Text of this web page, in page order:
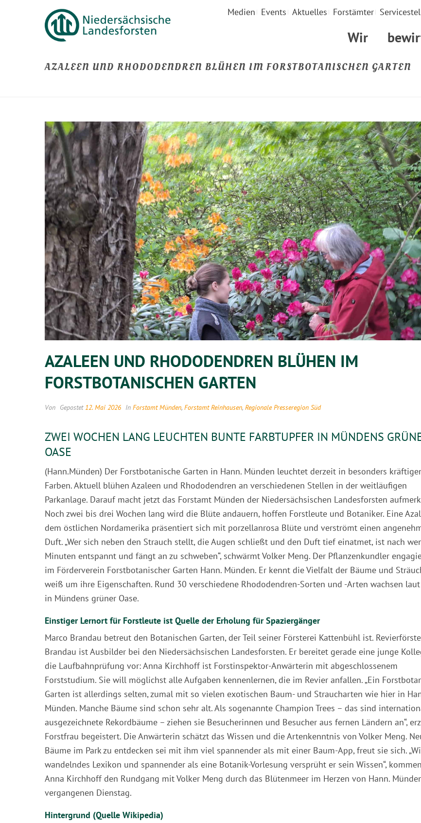
Medien Events Aktuelles Forstämter
Wir
AZALEEN UND RHODODENDREN BLÜHEN IM FORSTBOTANISCHEN GARTEN
AZALEEN UND RHODODENDREN BLÜHEN IM
FORSTBOTANISCHEN GARTEN
Von Gepostet 12. Mai 2026 In Forstamt Münden, Forstamt Reinhausen, Regionale Presseregion Süd
ZWEI WOCHEN LANG LEUCHTEN BUNTE FARBTUPFER IN MÜNDENS
OASE
(Hann.Münden) Der Forstbotanische Garten in Hann. Münden leuchtet derzeit in besonders
Farben. Aktuell blühen Azaleen und Rhododendren an verschiedenen Stellen in der weitläufigen
Parkanlage. Darauf macht jetzt das Forstamt Münden der Niedersächsischen Landesforsten
Noch zwei bis drei Wochen lang wird die Blüte andauern, hoffen Forstleute und Botaniker. Eine
dem östlichen Nordamerika präsentiert sich mit porzellanrosa Blüte und verströmt einen
Duft. „Wer sich neben den Strauch stellt, die Augen schließt und den Duft tief einatmet, ist nach
Minuten entspannt und fängt an zu schweben“, schwärmt Volker Meng. Der Pflanzenkundler
im Förderverein Forstbotanischer Garten Hann. Münden. Er kennt die Vielfalt der Bäume und
weiß um ihre Eigenschaften. Rund 30 verschiedene Rhododendren-Sorten und -Arten wachsen
in Mündens grüner Oase.
Einstiger Lernort für Forstleute ist Quelle der Erholung für Spaziergänger
Marco Brandau betreut den Botanischen Garten, der Teil seiner Försterei Kattenbühl ist.
Brandau ist Ausbilder bei den Niedersächsischen Landesforsten. Er bereitet gerade eine junge
die Laufbahnprüfung vor: Anna Kirchhoff ist Forstinspektor-Anwärterin mit abgeschlossenem
Forststudium. Sie will möglichst alle Aufgaben kennenlernen, die im Revier anfallen. „Ein
Garten ist allerdings selten, zumal mit so vielen exotischen Baum- und Straucharten wie hier in
Münden. Manche Bäume sind schon sehr alt. Als sogenannte Champion Trees – das sind
ausgezeichnete Rekordbäume – ziehen sie Besucherinnen und Besucher aus fernen Ländern an“,
Forstfrau begeistert. Die Anwärterin schätzt das Wissen und die Artenkenntnis von Volker Meng.
Bäume im Park zu entdecken sei mit ihm viel spannender als mit einer Baum-App, freut sie sich.
wandelndes Lexikon und spannender als eine Botanik-Vorlesung versprüht er sein Wissen“,
Anna Kirchhoff den Rundgang mit Volker Meng durch das Blütenmeer im Herzen von Hann.
vergangenen Dienstag.
Hintergrund (Quelle Wikipedia)